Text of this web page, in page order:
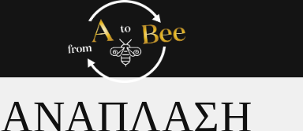
ΑΝΆΠΛΑΣΗ